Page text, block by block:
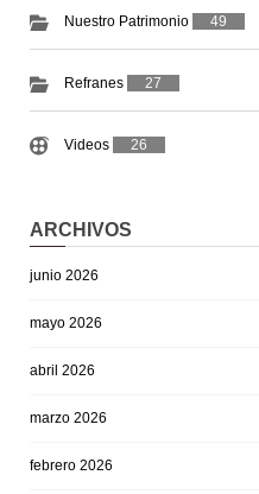
Nuestro Patrimonio 49
Refranes 27
Videos 26
ARCHIVOS
junio 2026
mayo 2026
abril 2026
marzo 2026
febrero 2026